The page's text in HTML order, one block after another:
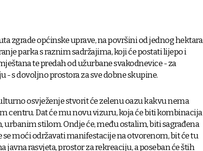
zgrade općinske uprave, na površini od jednog hektara
parka s raznim sadržajima, koji će postati lijepo i
te predah od užurbane svakodnevice - za
- s dovoljno prostora za sve dobne skupine.
osvježenje stvorit će zelenu oazu kakvu nema
centru. Dat će mu novu vizuru, koja će biti kombinacija
stilom. Ondje će, među ostalim, biti sagrađena
se moći održavati manifestacije na otvorenom, bit će tu
javna rasvjeta, prostor za rekreaciju, a poseban će štih